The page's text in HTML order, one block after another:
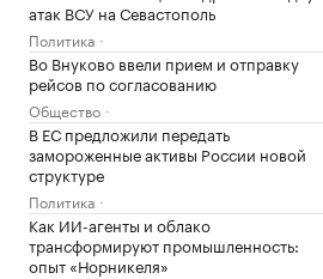
атак ВСУ на Севастополь
Политика
Во Внуково ввели прием и отправку
рейсов по согласованию
Общество
В ЕС предложили передать
замороженные активы России новой
структуре
Политика
Как ИИ-агенты и облако
трансформируют промышленность:
опыт «Норникеля»